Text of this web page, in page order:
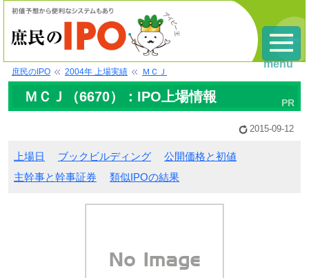
庶民のIPO 2004年 上場実績 ＭＣＪ
ＭＣＪ（6670）：IPO上場情報
2015-09-12
上場日 ブックビルディング
公開価格と初値
主幹事と幹事証券
類似IPOの結果
menu